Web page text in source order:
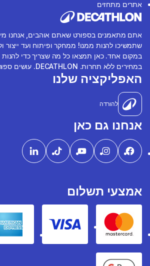
אתרים מתחזים
אתם מתאמנים בספורט שאתם אוהבים, אנחנו
שתמשיכו להנות ממנו! ממחקר ופיתוח ועד ייצור
במקום אחד. כאן תמצאו כל מה שצריך כדי להנות
במחירים ללא תחרות. DECATHLON. עושים ספורט יחד!
האפליקציה שלנו
להורדה
אנחנו גם כאן
אמצעי תשלום
Mastercard
Visa